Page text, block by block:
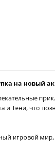
на новый
и Тени, что
игровой